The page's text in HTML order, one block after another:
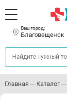
Ваш город:
Благовещенск
Главная Каталог